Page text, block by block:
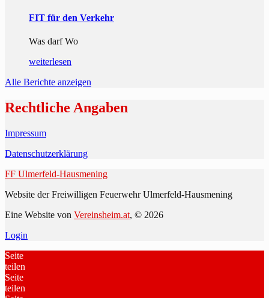
FIT für den Verkehr
Was darf Wo
weiterlesen
Alle Berichte anzeigen
Rechtliche Angaben
Impressum
Datenschutzerklärung
FF Ulmerfeld-Hausmening
Website der Freiwilligen Feuerwehr Ulmerfeld-Hausmening
Eine Website von Vereinsheim.at, © 2026
Login
Seite
teilen
Seite
teilen